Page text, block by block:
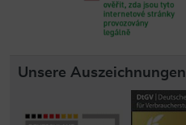
Unsere Auszeichnungen